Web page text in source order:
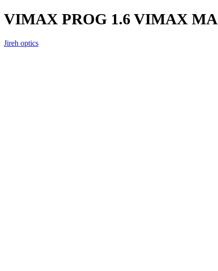
VIMAX PROG 1.6 VIMAX
Jireh optics